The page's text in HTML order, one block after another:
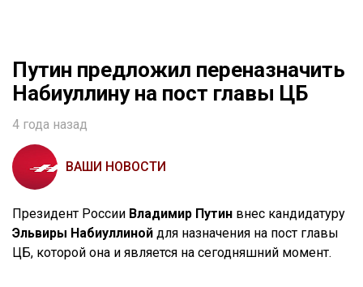
Путин предложил переназначить
Набиуллину на пост главы ЦБ
4 года назад
ВАШИ НОВОСТИ
Президент России Владимир Путин внес кандидатуру
Эльвиры Набиуллиной для назначения на пост главы
ЦБ, которой она и является на сегодняшний момент.